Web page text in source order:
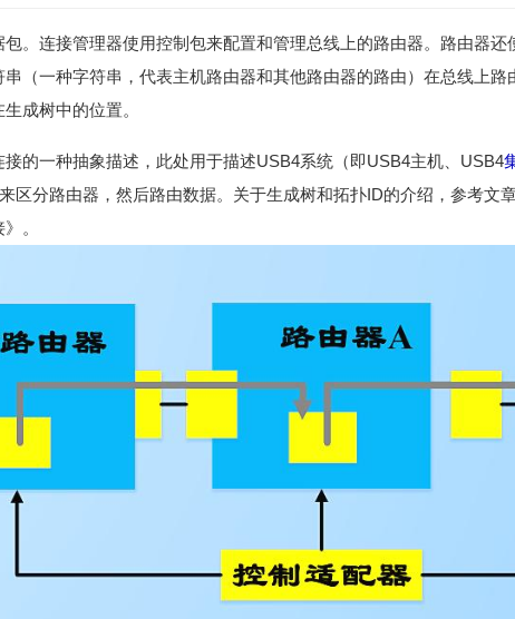
。连接管理器使用控制包来配置和管理总线上的路由器。路由器
（一种字符串，代表主机路由器和其他路由器的路由）在总线上
成树中的位置。
的一种抽象描述，此处用于描述USB4系统（即USB4主机、USB4
区分路由器，然后路由数据。关于生成树和拓扑ID的介绍，参考文
。